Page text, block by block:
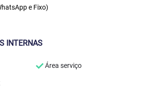
e Fixo)
INTERNAS
Área serviço